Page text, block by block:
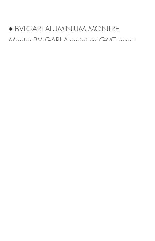
♦ BVLGARI ALUMINIUM MONTRE
Montre BVLGARI Aluminium GMT avec